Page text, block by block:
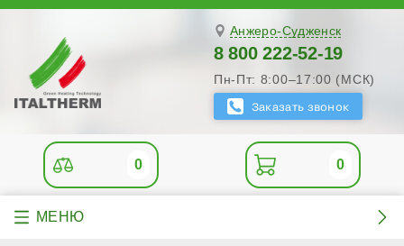
Анжеро-Судженск
8 800 222-52-19
Пн-Пт: 8:00–17:00 (МСК)
0 0